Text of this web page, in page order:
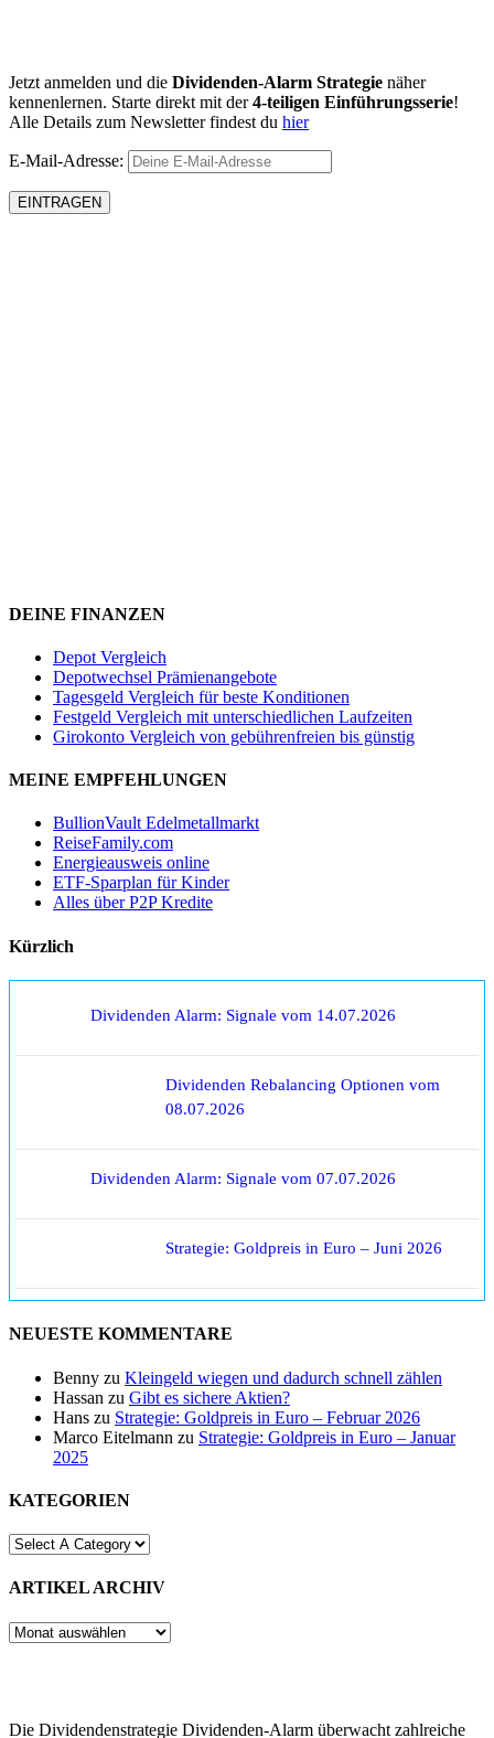
Jetzt anmelden und die Dividenden-Alarm Strategie näher
kennenlernen. Starte direkt mit der4-teiligen Einführungsserie!
Alle Details zum Newsletter findest du hier
E-Mail-Adresse:
DEINE FINANZEN
Depot Vergleich
Depotwechsel Prämienangebote
Tagesgeld Vergleich für beste Konditionen
Festgeld Vergleich mit unterschiedlichen Laufzeiten
Girokonto Vergleich von gebührenfreien bis günstig
MEINE EMPFEHLUNGEN
BullionVault Edelmetallmarkt
ReiseFamily.com
Energieausweis online
ETF-Sparplan für Kinder
Alles über P2P Kredite
Kürzlich
Dividenden Alarm: Signale vom 14.07.2026
Dividenden Rebalancing Optionen vom
08.07.2026
Dividenden Alarm: Signale vom 07.07.2026
Strategie: Goldpreis in Euro – Juni 2026
NEUESTE KOMMENTARE
Benny zu Kleingeld wiegen und dadurch schnell zählen
Hassan zu Gibt es sichere Aktien?
Hans zu Strategie: Goldpreis in Euro – Februar 2026
Marco Eitelmann zu Strategie: Goldpreis in Euro – Januar
2025
KATEGORIEN
ARTIKEL ARCHIV
ARTIKEL
Die Dividendenstrategie Dividenden-Alarm überwacht zahlreiche